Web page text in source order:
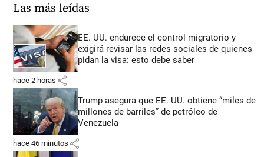
Las más leídas
EE. UU. endurece el control migratorio y
exigirá revisar las redes sociales de quienes
pidan la visa: esto debe saber
hace 2 horas share
Trump asegura que EE. UU. obtiene “miles de
millones de barriles” de petróleo de
Venezuela
hace 46 minutos share